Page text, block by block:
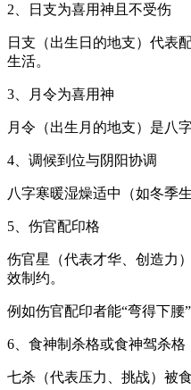
2、日支为喜用神且不受伤
日支（出生日的地支）代表
生活。
3、月令为喜用神
月令（出生月的地支）是八
4、调候到位与阴阳协调
八字寒暖湿燥适中（如冬季
5、伤官配印格
伤官星（代表才华、创造力
效制约。
例如伤官配印者能“弯得下腰
6、食神制杀格或食神驾杀格
七杀（代表压力、挑战）被